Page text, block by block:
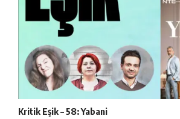
Kritik Eşik – 58: Yabani